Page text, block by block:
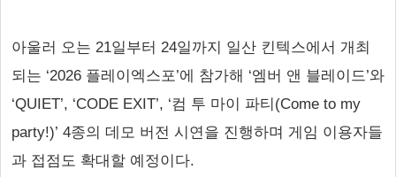
아울러 오는 21일부터 24일까지 일산 킨텍스에서 개최
되는 ‘2026 플레이엑스포’에 참가해 ‘엠버 앤 블레이드’와
‘QUIET’, ‘CODE EXIT’, ‘컴 투 마이 파티(Come to my
party!)’ 4종의 데모 버전 시연을 진행하며 게임 이용자들
과 접점도 확대할 예정이다.